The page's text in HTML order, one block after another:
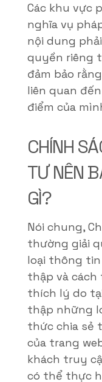
Các khu vực
nghĩa vụ
nội dung
quyền riêng
đảm bảo
liên quan
điểm của
CHÍNH
TƯ NÊN
GÌ?
Nói chung,
thường giải
loại thông
thập và
thích lý do
thập những
thức chia sẻ
của trang
khách truy
có thể thực